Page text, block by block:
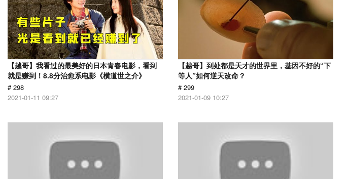
【越哥】我看过的最美好的日本青春电影，看到
就是赚到！8.8分治愈系电影《横道世之介》
# 298
2021-01-11 09:27
【越哥】到处都是天才的世界里，基因不好的“下
等人”如何逆天改命？
# 299
2021-01-09 10:27